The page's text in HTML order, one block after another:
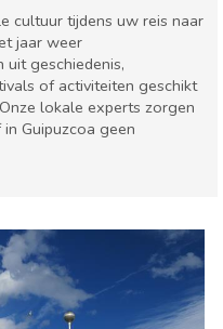
cultuur tijdens uw reis naar
jaar weer
uit geschiedenis,
of activiteiten geschikt
lokale experts zorgen
Guipuzcoa geen
& Kunst
Sport & avontuur